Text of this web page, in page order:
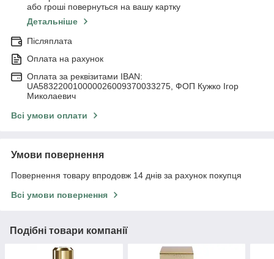
або гроші повернуться на вашу картку
Детальніше
Післяплата
Оплата на рахунок
Оплата за реквізитами IBAN:
UA583220010000026009370033275, ФОП Кужко Ігор
Миколаевич
Всі умови оплати
Умови повернення
Повернення товару впродовж 14 днів за рахунок покупця
Всі умови повернення
Подібні товари компанії